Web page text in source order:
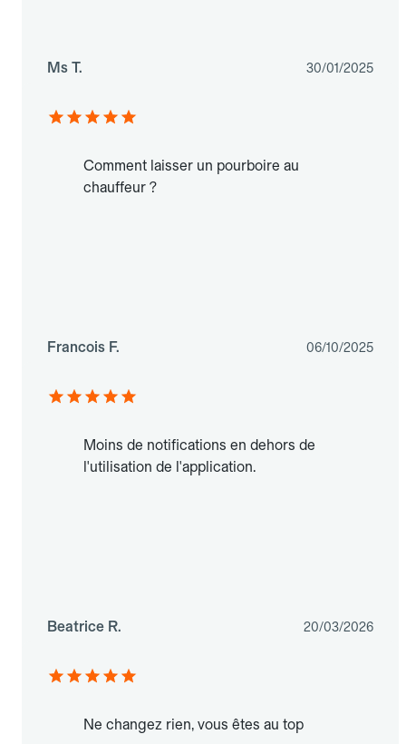
Ms T. 30/01/2025
Comment laisser un pourboire au
chauffeur ?
Francois F. 06/10/2025
Moins de notifications en dehors de
l'utilisation de l'application.
Beatrice R. 20/03/2026
Ne changez rien, vous êtes au top